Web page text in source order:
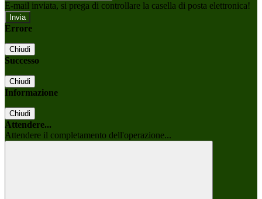
E-mail inviata, si prega di controllare la casella di posta elettronica!
Errore
Chiudi
Successo
Chiudi
Informazione
Chiudi
Attendere...
Attendere il completamento dell'operazione...